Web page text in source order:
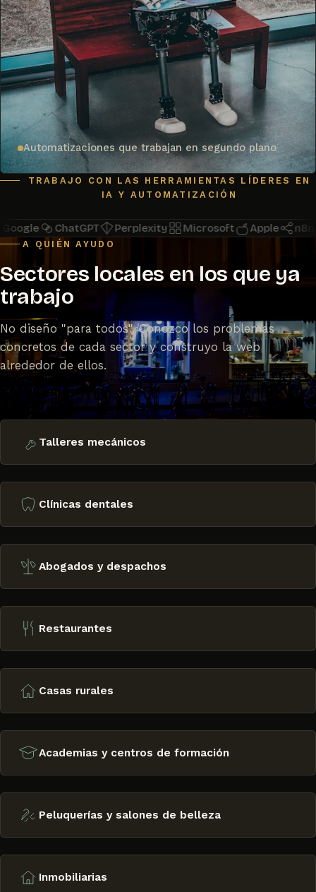
Automatizaciones que trabajan en segundo plano
TRABAJO CON LAS HERRAMIENTAS LÍDERES EN
IA Y AUTOMATIZACIÓN
ChatGPT Perplexity Microsoft Apple n8n
A QUIÉN AYUDO
Sectores locales en los que ya
trabajo
No diseño "para todos". Conozco los problemas
concretos de cada sector y construyo la web
alrededor de ellos.
Talleres mecánicos
Clínicas dentales
Abogados y despachos
Restaurantes
Casas rurales
Academias y centros de formación
Peluquerías y salones de belleza
Inmobiliarias